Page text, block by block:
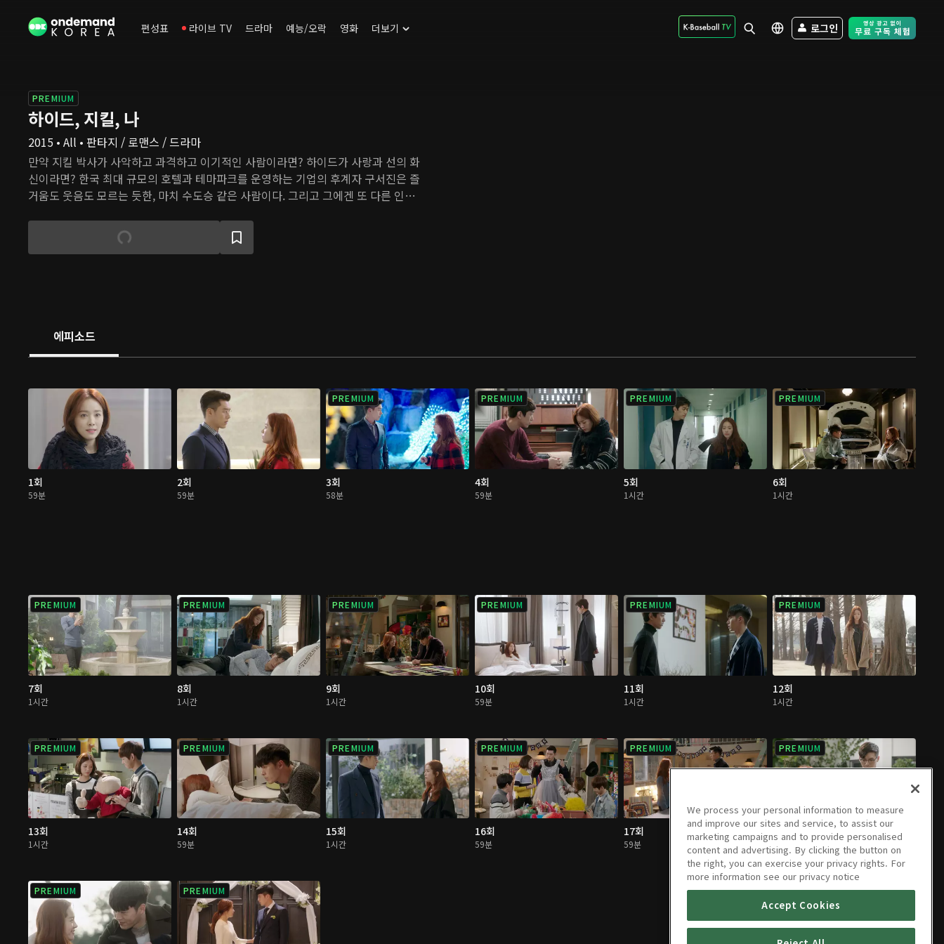
편성표 라이브 TV 드라마 예능/오락 영화 더보기 로그인 Free Trial -
PREMIUM
하이드, 지킬, 나
2015 • All • 판타지 / 로맨스 / 드라마
만약 지킬 박사가 사악하고 과격하고 이기적인 사람이라면? 하이드가 사랑과 선의 화
신이라면? 한국 최대 규모의 호텔과 테마파크를 운영하는 기업의 후계자 구서진은 즐
거움도 웃음도 모르는 듯한, 마치 수도승 같은 사람이다. 그리고 그에겐 또 다른 인격
것을 갖췄다. 그리고 두 남자는 한 여자와 운명적인 사랑에 빠진다. 어느 날 테마파크
에 출몰한 맹수를 단숨에 조련한 장하나. 테마파크 전속 서커스단 단장인 그는 서커스
에피소드
1회
59분
2회
59분
PREMIUM
3회
58분
PREMIUM
4회
59분
PREMIUM
5회
1시간
PREMIUM
6회
1시간
PREMIUM
7회
1시간
PREMIUM
8회
1시간
PREMIUM
9회
1시간
PREMIUM
10회
59분
PREMIUM
11회
1시간
PREMIUM
12회
1시간
PREMIUM
13회
1시간
PREMIUM
14회
59분
PREMIUM
15회
1시간
PREMIUM
16회
59분
PREMIUM
17회
59분
PREMIUM
18회
59분
PREMIUM PREMIUM
We process your personal information to measure
and improve our sites and service, to assist our
marketing campaigns and to provide personalised
content and advertising. By clicking the button on
the right, you can exercise your privacy rights. For
more information see our privacy notice
Accept Cookies